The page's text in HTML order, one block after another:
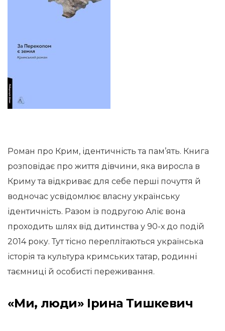
Роман про Крим, ідентичність та пам’ять. Книга
розповідає про життя дівчини, яка виросла в
Криму та відкриває для себе перші почуття й
водночас усвідомлює власну українську
ідентичність. Разом із подругою Аліє вона
проходить шлях від дитинства у 90-х до подій
2014 року. Тут тісно переплітаються українська
історія та культура кримських татар, родинні
таємниці й особисті переживання.
«Ми, люди» Ірина Тишкевич